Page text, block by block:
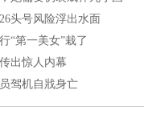
头号风险浮出水面
“第一美女”栽了
出惊人内幕
驾机自戕身亡